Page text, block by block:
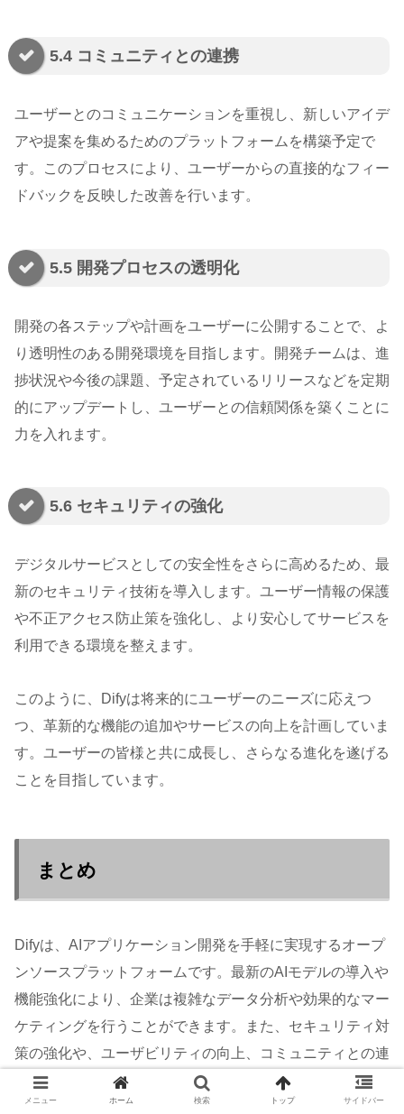
5.4 コミュニティとの連携
ユーザーとのコミュニケーションを重視し、新しいアイデ
アや提案を集めるためのプラットフォームを構築予定で
す。このプロセスにより、ユーザーからの直接的なフィー
ドバックを反映した改善を行います。
5.5 開発プロセスの透明化
開発の各ステップや計画をユーザーに公開することで、よ
り透明性のある開発環境を目指します。開発チームは、進
捗状況や今後の課題、予定されているリリースなどを定期
的にアップデートし、ユーザーとの信頼関係を築くことに
力を入れます。
5.6 セキュリティの強化
デジタルサービスとしての安全性をさらに高めるため、最
新のセキュリティ技術を導入します。ユーザー情報の保護
や不正アクセス防止策を強化し、より安心してサービスを
利用できる環境を整えます。
このように、Difyは将来的にユーザーのニーズに応えつ
つ、革新的な機能の追加やサービスの向上を計画していま
す。ユーザーの皆様と共に成長し、さらなる進化を遂げる
ことを目指しています。
まとめ
Difyは、AIアプリケーション開発を手軽に実現するオープ
ンソースプラットフォームです。最新のAIモデルの導入や
機能強化により、企業は複雑なデータ分析や効果的なマー
ケティングを行うことができます。また、セキュリティ対
策の強化や、ユーザビリティの向上、コミュニティとの連
携強化など、Difyは継続的に進化を遂げています。今後さ
らなる機能追加やサービスの向上が期待されており、ユー
メニュー ホーム 検索 トップ サイドバー